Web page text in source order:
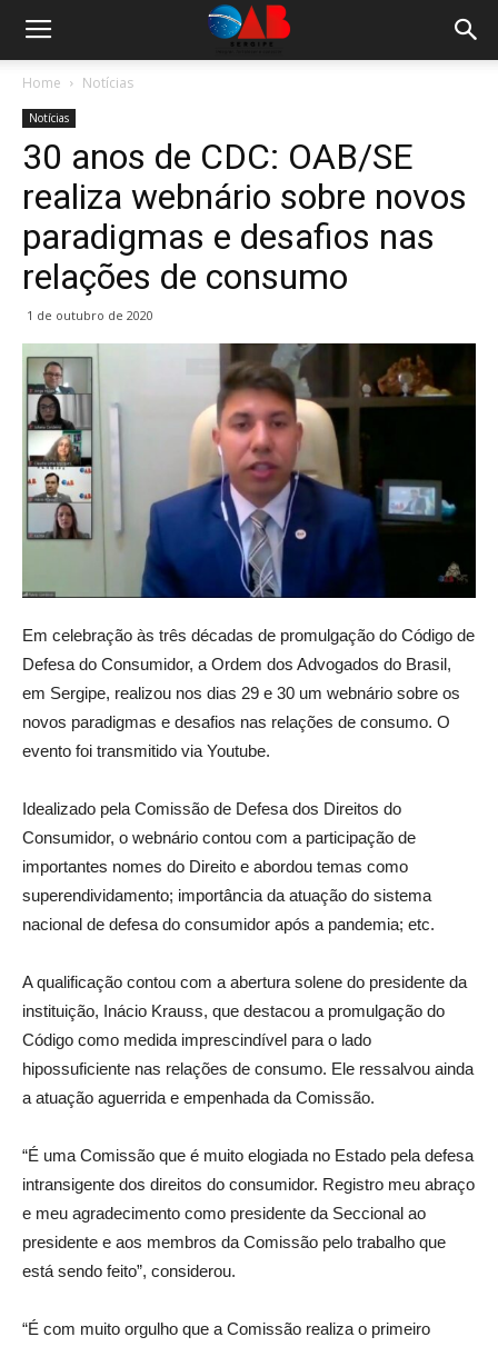
Home Notícias
Notícias
30 anos de CDC: OAB/SE
realiza webnário sobre novos
paradigmas e desafios nas
relações de consumo
1 de outubro de 2020
Em celebração às três décadas de promulgação do Código de
Defesa do Consumidor, a Ordem dos Advogados do Brasil,
em Sergipe, realizou nos dias 29 e 30 um webnário sobre os
novos paradigmas e desafios nas relações de consumo. O
evento foi transmitido via Youtube.
Idealizado pela Comissão de Defesa dos Direitos do
Consumidor, o webnário contou com a participação de
importantes nomes do Direito e abordou temas como
superendividamento; importância da atuação do sistema
nacional de defesa do consumidor após a pandemia; etc.
A qualificação contou com a abertura solene do presidente da
instituição, Inácio Krauss, que destacou a promulgação do
Código como medida imprescindível para o lado
hipossuficiente nas relações de consumo. Ele ressalvou ainda
a atuação aguerrida e empenhada da Comissão.
“É uma Comissão que é muito elogiada no Estado pela defesa
intransigente dos direitos do consumidor. Registro meu abraço
e meu agradecimento como presidente da Seccional ao
presidente e aos membros da Comissão pelo trabalho que
está sendo feito”, considerou.
“É com muito orgulho que a Comissão realiza o primeiro